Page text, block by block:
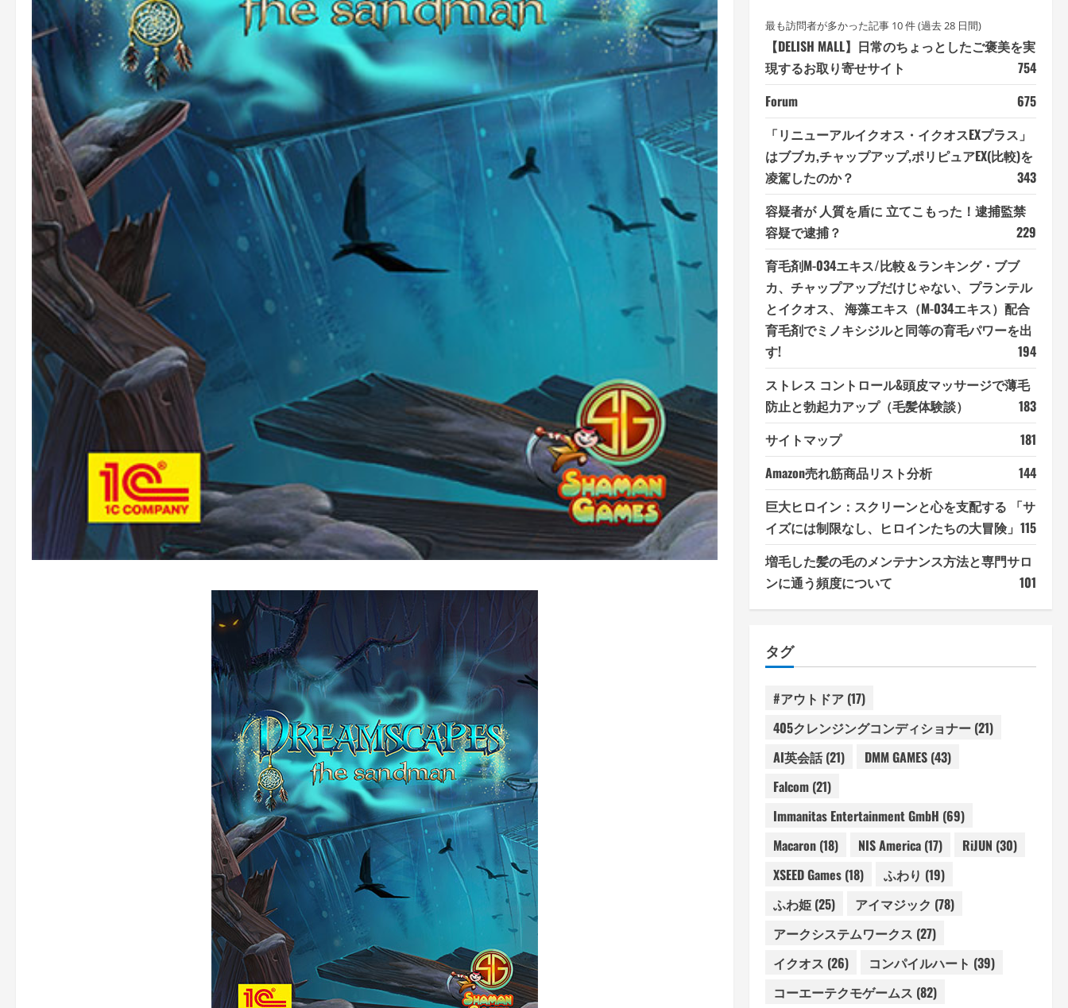
最も訪問者が多かった記事 10 件 (過去 28 日間)
【DELISH MALL】日常のちょっとしたご褒美を実
現するお取り寄せサイト
754
Forum
675
「リニューアルイクオス・イクオスEXプラス」
はブブカ,チャップアップ,ポリピュアEX(比較)を
凌駕したのか？
343
容疑者が 人質を盾に 立てこもった！逮捕監禁
容疑で逮捕？
229
育毛剤M-034エキス/比較＆ランキング・ブブ
カ、チャップアップだけじゃない、プランテル
とイクオス、 海藻エキス（M-034エキス）配合
育毛剤でミノキシジルと同等の育毛パワーを出
す!
194
ストレス コントロール&頭皮マッサージで薄毛
防止と勃起力アップ（毛髪体験談）
183
サイトマップ
181
Amazon売れ筋商品リスト分析
144
巨大ヒロイン：スクリーンと心を支配する 「サ
イズには制限なし、ヒロインたちの大冒険」 115
増毛した髪の毛のメンテナンス方法と専門サロ
ンに通う頻度について
101
タグ
#アウトドア(17)
405クレンジングコンディショナー(21)
AI英会話(21) DMM GAMES(43)
Falcom(21)
Immanitas Entertainment GmbH (69)
Macaron(18) NIS America(17) RiJUN (30)
XSEED Games(18) ふわり (19)
ふわ姫(25) アイマジック (78)
アークシステムワークス (27)
イクオス (26) コンパイルハート (39)
コーエーテクモゲームス (82)